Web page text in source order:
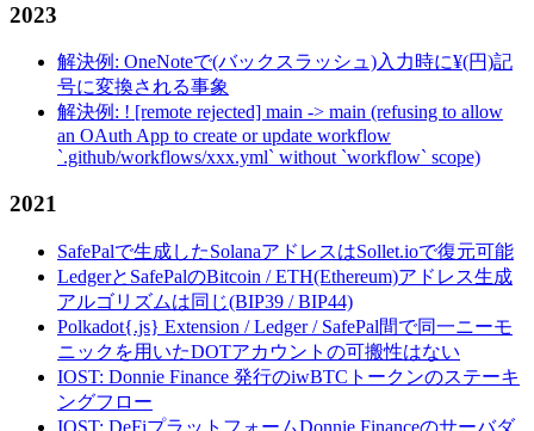
2023
解決例: OneNoteで(バックスラッシュ)入力時に¥(円)記
号に変換される事象
解決例: ! [remote rejected] main -> main (refusing to allow
an OAuth App to create or update workflow
`.github/workflows/xxx.yml` without `workflow` scope)
2021
SafePalで生成したSolanaアドレスはSollet.ioで復元可能
LedgerとSafePalのBitcoin / ETH(Ethereum)アドレス生成
アルゴリズムは同じ(BIP39 / BIP44)
Polkadot{.js} Extension / Ledger / SafePal間で同一ニーモ
ニックを用いたDOTアカウントの可搬性はない
IOST: Donnie Finance 発行のiwBTCトークンのステーキ
ングフロー
IOST: DeFiプラットフォームDonnie Financeのサーバダ